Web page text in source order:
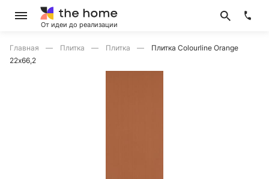
От идеи до реализации
Главная Плитка Плитка
Плитка Colourline Orange
22х66,2